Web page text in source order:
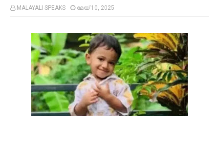
MALAYALI SPEAKS മേയ് 10, 2025